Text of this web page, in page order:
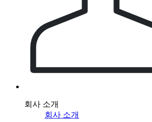
회사 소개
회사 소개